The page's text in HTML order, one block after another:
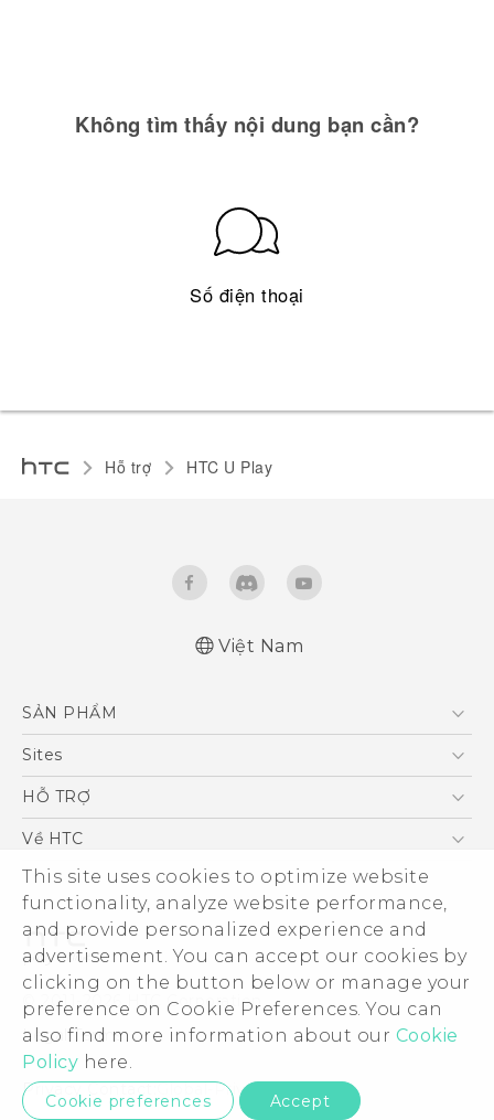
This site uses cookies to optimize website
functionality, analyze website performance,
and provide personalized experience and
advertisement. You can accept our cookies by
clicking on the button below or manage your
preference on Cookie Preferences. You can
also find more information about our Cookie
Policy here.
Cookie preferences Accept
Không tìm thấy nội dung bạn cần?
Số điện thoại
Hỗ trợ HTC U Play‎
Việt Nam
SẢN PHẨM
5G
Điện Thoại Thông Minh
VIVE
Sites
HTC Dev
HỖ TRỢ
Trung tâm hỗ trợ
Hỗ trợ bảo hành HTC
Về HTC
ESG
Nhà đầu tư
Làm việc tại HTC
Chính sách bảo mật
Bảo mật sản phẩm
Thông Tin Đấu Thầu
Security and Privacy Whitepaper
© 2011-2026 HTC Corporation
Legal Terms
Privacy Contact: Global-Privacy@htc.com